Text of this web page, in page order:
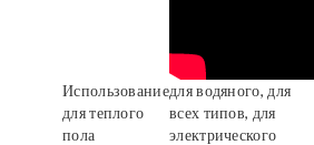
Использование
для теплого
пола
для водяного, для
всех типов, для
электрического